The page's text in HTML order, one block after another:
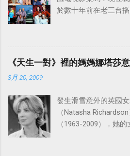
於數十年前在老三台
「愛之船」（The
是在1977年9月24日
ABC頻道首播，共播
之船旋律：
《天生一對》裡的媽媽娜塔莎
3月 20, 2009
發生滑雪意外的英國
（Natasha
（1963-2009），她
到傷心，希望外界給